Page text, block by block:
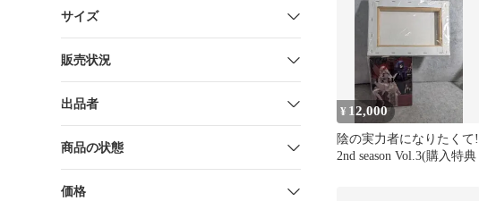
サイズ
販売状況
出品者
商品の状態
価格
¥ 12,000
陰の実力者になりたくて!
2nd season Vol.3(購入特典